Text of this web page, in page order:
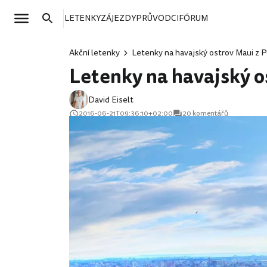
LETENKYZÁJEZDYPRŮVODCIFÓRUM
Akční letenky Letenky na havajský ostrov Maui z
Letenky na havajský
David Eiselt
2016-06-21T09:36:10+02:00 20 komentářů